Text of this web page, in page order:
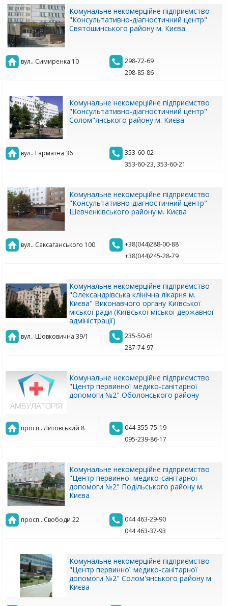
Комунальне некомерційне підприємство
"Консультативно-діагностичний центр"
Святошинського району м. Києва
вул.. Симиренка 10
298-72-69
298-85-86
Комунальне некомерційне підприємство
"Консультативно-діагностичний центр"
Солом"янського району м. Києва
вул.. Гарматна 36
353-60-02
353-60-23, 353-60-21
Комунальне некомерційне підприємство
"Консультативно-діагностичний центр"
Шевченківського району м. Києва
вул.. Саксаганського 100
+38(044)288-00-88
+38(044)245-28-79
Комунальне некомерційне підприємство
"Олександрівська клінічна лікарня м.
Києва" Виконавчого органу Київської
міської ради (Київської міської державної
адміністрації)
вул.. Шовковична 39/1
235-50-61
287-74-97
Комунальне некомерційне підприємство
"Центр первинної медико-санітарної
допомоги №2" Оболонського району
просп.. Литовський 8
044-355-75-19
095-239-86-17
Комунальне некомерційне підприємство
"Центр первинної медико-санітарної
допомоги №2" Подільського району м.
Києва
просп.. Свободи 22
044 463-29-90
044 463-37-93
Комунальне некомерційне підприємство
"Центр первинної медико-санітарної
допомоги №2" Солом'янського району м.
Києва